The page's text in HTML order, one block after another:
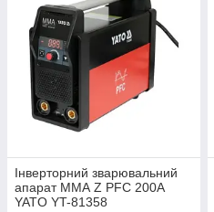
Інверторний зварювальний
апарат ММА Z PFC 200A
YATO YT-81358